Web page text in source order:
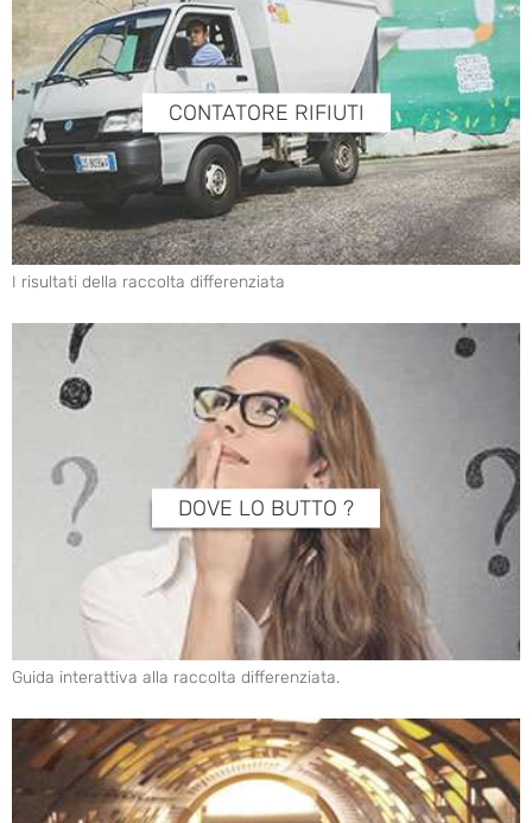
CONTATORE RIFIUTI
I risultati della raccolta differenziata
DOVE LO BUTTO ?
Guida interattiva alla raccolta differenziata.